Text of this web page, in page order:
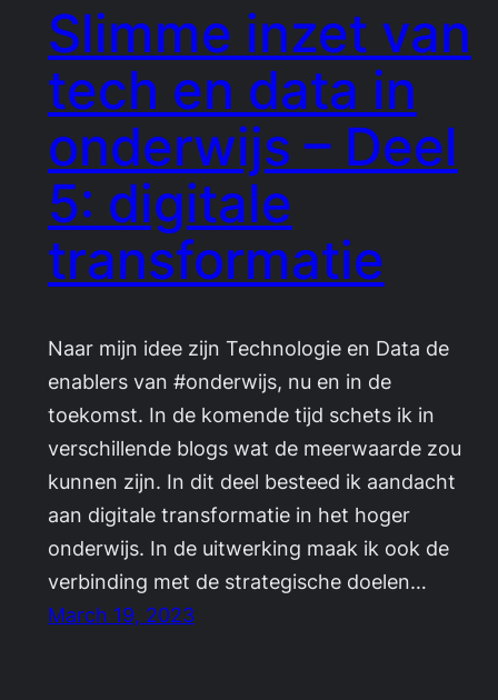
Slimme inzet van
tech en data in
onderwijs – Deel
5: digitale
transformatie
Naar mijn idee zijn Technologie en Data de
enablers van #onderwijs, nu en in de
toekomst. In de komende tijd schets ik in
verschillende blogs wat de meerwaarde zou
kunnen zijn. In dit deel besteed ik aandacht
aan digitale transformatie in het hoger
onderwijs. In de uitwerking maak ik ook de
verbinding met de strategische doelen…
March 19, 2023